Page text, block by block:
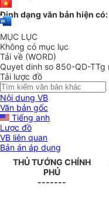
Định dạng văn bản hiện có:
MỤC LỤC
Không có mục lục
Tải về (WORD)
Quyet dinh so 850-QD-
Tải lược đồ
Nội dung VB
Văn bản gốc
Tiếng anh
Lược đồ
VB liên quan
Bản án áp dụng
THỦ TƯỚNG CHÍNH
PHỦ
-------